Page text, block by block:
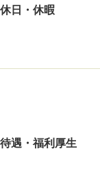
休日・休暇
待遇・福利厚生